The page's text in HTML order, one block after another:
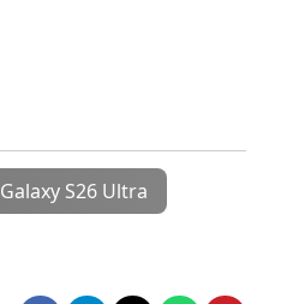
Galaxy S26 Ultra